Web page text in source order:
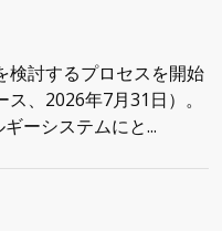
検討するプロセスを開始
、2026年7月31日）。
ーシステムにと...